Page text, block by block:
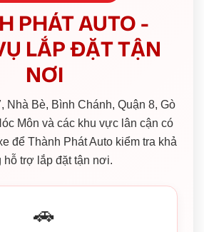
PHÁT AUTO -
LẮP ĐẶT TẬN
NƠI
Nhà Bè, Bình Chánh, Quận 8, Gò
Môn và các khu vực lân cận có
để Thành Phát Auto kiểm tra khả
hỗ trợ lắp đặt tận nơi.
🚗